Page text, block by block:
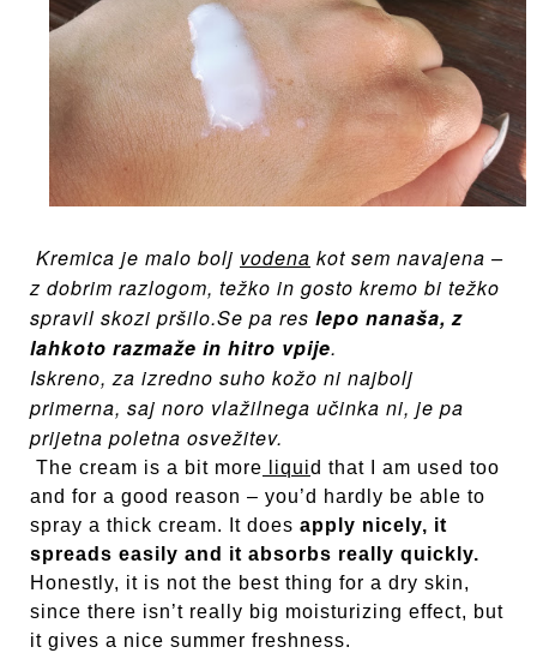
Kremica je malo bolj vodena kot sem navajena –
z dobrim razlogom, težko in gosto kremo bi težko
spravil skozi pršilo.Se pa res lepo nanaša, z
lahkoto razmaže in hitro vpije.
Iskreno, za izredno suho kožo ni najbolj
primerna, saj noro vlažilnega učinka ni, je pa
prijetna poletna osvežitev.
The cream is a bit more liquid that I am used too
and for a good reason – you’d hardly be able to
spray a thick cream. It does apply nicely, it
spreads easily and it absorbs really quickly.
Honestly, it is not the best thing for a dry skin,
since there isn’t really big moisturizing effect, but
it gives a nice summer freshness.